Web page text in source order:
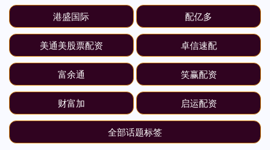
港盛国际 配亿多
美通美股票配资 卓信速配
富余通 笑赢配资
财富加 启运配资
全部话题标签